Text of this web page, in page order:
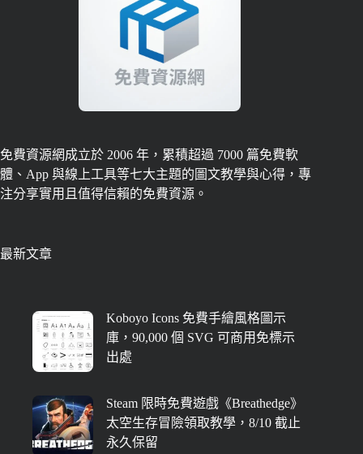
免費資源網成立於 2006 年，累積超過 7000 篇免費軟
體、App 與線上工具等七大主題的圖文教學與心得，專
注分享實用且值得信賴的免費資源。
最新文章
Koboyo Icons 免費手繪風格圖示
庫，90,000 個 SVG 可商用免標示
出處
Steam 限時免費遊戲《Breathedge》
太空生存冒險領取教學，8/10 截止
永久保留